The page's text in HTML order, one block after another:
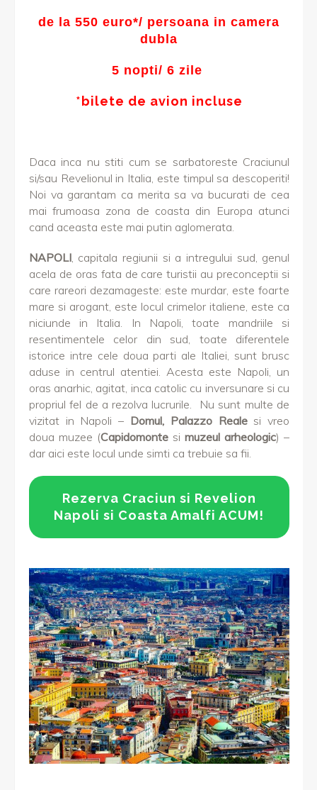
de la 550 euro*/ persoana in camera
dubla
5 nopti/ 6 zile
*bilete de avion incluse
Daca inca nu stiti cum se sarbatoreste Craciunul
si/sau Revelionul in Italia, este timpul sa descoperiti!
Noi va garantam ca merita sa va bucurati de cea
mai frumoasa zona de coasta din Europa atunci
cand aceasta este mai putin aglomerata.
NAPOLI, capitala regiunii si a intregului sud, genul
acela de oras fata de care turistii au preconceptii si
care rareori dezamageste: este murdar, este foarte
mare si arogant, este locul crimelor italiene, este ca
niciunde in Italia. In Napoli, toate mandriile si
resentimentele celor din sud, toate diferentele
istorice intre cele doua parti ale Italiei, sunt brusc
aduse in centrul atentiei. Acesta este Napoli, un
oras anarhic, agitat, inca catolic cu inversunare si cu
propriul fel de a rezolva lucrurile. Nu sunt multe de
vizitat in Napoli – Domul, Palazzo Realesi vreo
doua muzee (Capidomontesimuzeul arheologic) –
dar aici este locul unde simti ca trebuie sa fii.
Rezerva Craciun si Revelion
Napoli si Coasta Amalfi ACUM!